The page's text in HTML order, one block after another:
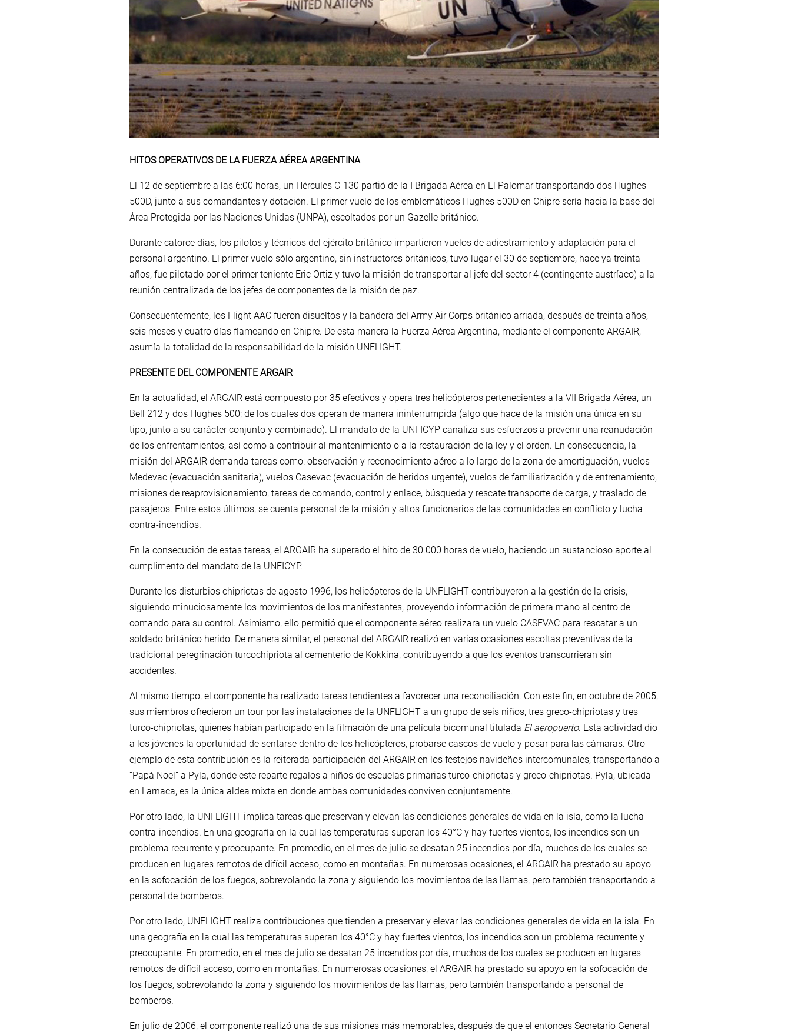
HITOS OPERATIVOS DE LA FUERZA AÉREA ARGENTINA
El 12 de septiembre a las 6:00 horas, un Hércules C-130 partió de la I Brigada Aérea en El Palomar transportando dos Hughes
500D, junto a sus comandantes y dotación. El primer vuelo de los emblemáticos Hughes 500D en Chipre sería hacia la base del
Área Protegida por las Naciones Unidas (UNPA), escoltados por un Gazelle británico.
Durante catorce días, los pilotos y técnicos del ejército británico impartieron vuelos de adiestramiento y adaptación para el
personal argentino. El primer vuelo sólo argentino, sin instructores británicos, tuvo lugar el 30 de septiembre, hace ya treinta
años, fue pilotado por el primer teniente Eric Ortiz y tuvo la misión de transportar al jefe del sector 4 (contingente austríaco) a la
reunión centralizada de los jefes de componentes de la misión de paz.
Consecuentemente, los Flight AAC fueron disueltos y la bandera del Army Air Corps británico arriada, después de treinta años,
seis meses y cuatro días flameando en Chipre. De esta manera la Fuerza Aérea Argentina, mediante el componente ARGAIR,
asumía la totalidad de la responsabilidad de la misión UNFLIGHT.
PRESENTE DEL COMPONENTE ARGAIR
En la actualidad, el ARGAIR está compuesto por 35 efectivos y opera tres helicópteros pertenecientes a la VII Brigada Aérea, un
Bell 212 y dos Hughes 500; de los cuales dos operan de manera ininterrumpida (algo que hace de la misión una única en su
tipo, junto a su carácter conjunto y combinado). El mandato de la UNFICYP canaliza sus esfuerzos a prevenir una reanudación
de los enfrentamientos, así como a contribuir al mantenimiento o a la restauración de la ley y el orden. En consecuencia, la
misión del ARGAIR demanda tareas como: observación y reconocimiento aéreo a lo largo de la zona de amortiguación, vuelos
Medevac (evacuación sanitaria), vuelos Casevac (evacuación de heridos urgente), vuelos de familiarización y de entrenamiento,
misiones de reaprovisionamiento, tareas de comando, control y enlace, búsqueda y rescate transporte de carga, y traslado de
pasajeros. Entre estos últimos, se cuenta personal de la misión y altos funcionarios de las comunidades en conflicto y lucha
contra-incendios.
En la consecución de estas tareas, el ARGAIR ha superado el hito de 30.000 horas de vuelo, haciendo un sustancioso aporte al
cumplimento del mandato de la UNFICYP.
Durante los disturbios chipriotas de agosto 1996, los helicópteros de la UNFLIGHT contribuyeron a la gestión de la crisis,
siguiendo minuciosamente los movimientos de los manifestantes, proveyendo información de primera mano al centro de
comando para su control. Asimismo, ello permitió que el componente aéreo realizara un vuelo CASEVAC para rescatar a un
soldado británico herido. De manera similar, el personal del ARGAIR realizó en varias ocasiones escoltas preventivas de la
tradicional peregrinación turcochipriota al cementerio de Kokkina, contribuyendo a que los eventos transcurrieran sin
accidentes.
Al mismo tiempo, el componente ha realizado tareas tendientes a favorecer una reconciliación. Con este fin, en octubre de 2005,
sus miembros ofrecieron un tour por las instalaciones de la UNFLIGHT a un grupo de seis niños, tres greco-chipriotas y tres
turco-chipriotas, quienes habían participado en la filmación de una película bicomunal titulada El aeropuerto. Esta actividad dio
a los jóvenes la oportunidad de sentarse dentro de los helicópteros, probarse cascos de vuelo y posar para las cámaras. Otro
ejemplo de esta contribución es la reiterada participación del ARGAIR en los festejos navideños intercomunales, transportando a
“Papá Noel” a Pyla, donde este reparte regalos a niños de escuelas primarias turco-chipriotas y greco-chipriotas. Pyla, ubicada
en Larnaca, es la única aldea mixta en donde ambas comunidades conviven conjuntamente.
Por otro lado, la UNFLIGHT implica tareas que preservan y elevan las condiciones generales de vida en la isla, como la lucha
contra-incendios. En una geografía en la cual las temperaturas superan los 40°C y hay fuertes vientos, los incendios son un
problema recurrente y preocupante. En promedio, en el mes de julio se desatan 25 incendios por día, muchos de los cuales se
producen en lugares remotos de difícil acceso, como en montañas. En numerosas ocasiones, el ARGAIR ha prestado su apoyo
en la sofocación de los fuegos, sobrevolando la zona y siguiendo los movimientos de las llamas, pero también transportando a
personal de bomberos.
Por otro lado, UNFLIGHT realiza contribuciones que tienden a preservar y elevar las condiciones generales de vida en la isla. En
una geografía en la cual las temperaturas superan los 40°C y hay fuertes vientos, los incendios son un problema recurrente y
preocupante. En promedio, en el mes de julio se desatan 25 incendios por día, muchos de los cuales se producen en lugares
remotos de difícil acceso, como en montañas. En numerosas ocasiones, el ARGAIR ha prestado su apoyo en la sofocación de
los fuegos, sobrevolando la zona y siguiendo los movimientos de las llamas, pero también transportando a personal de
bomberos.
En julio de 2006, el componente realizó una de sus misiones más memorables, después de que el entonces Secretario General